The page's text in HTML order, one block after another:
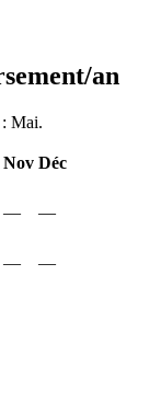
an
: Mai.
Nov Déc
—
—
—
—